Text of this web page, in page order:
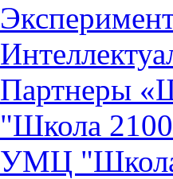
Партнеры
"Школа
УМЦ